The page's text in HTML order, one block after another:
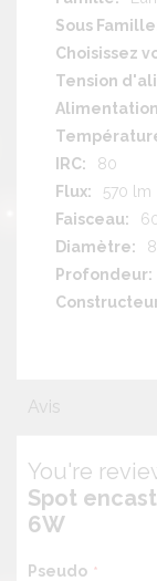
80
570 lm
Avis
You're
Spot
6W
Pseudo